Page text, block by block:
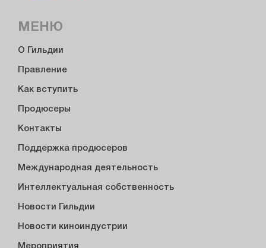
МЕНЮ
О Гильдии
Правление
Как вступить
Продюсеры
Контакты
Поддержка продюсеров
Международная деятельность
Интеллектуальная собственность
Новости Гильдии
Новости киноиндустрии
Мероприятия